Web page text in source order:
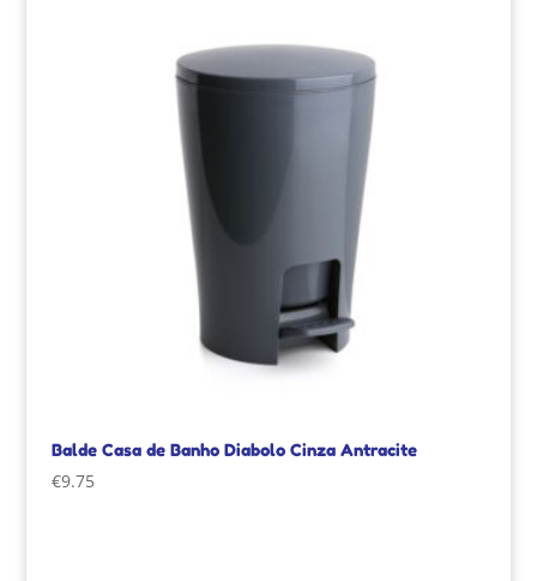
Balde Casa de Banho Diabolo Cinza Antracite
€9.75